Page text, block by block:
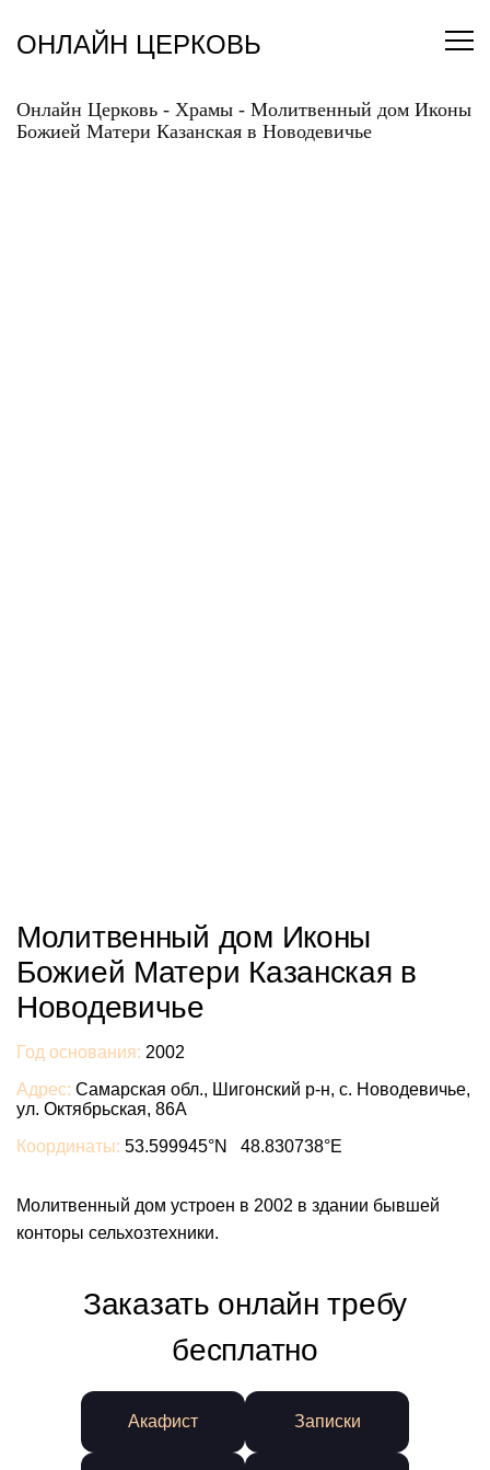
содержанию
ОНЛАЙН ЦЕРКОВЬ
Онлайн Церковь - Храмы - Молитвенный дом Иконы
Божией Матери Казанская в Новодевичье
Молитвенный дом Иконы
Божией Матери Казанская в
Новодевичье
Год основания: 2002
Адрес: Самарская обл., Шигонский р-н, с. Новодевичье,
ул. Октябрьская, 86А
Координаты: 53.599945°N 48.830738°E
Молитвенный дом устроен в 2002 в здании бывшей
конторы сельхозтехники.
Заказать онлайн требу
бесплатно
Акафист Записки